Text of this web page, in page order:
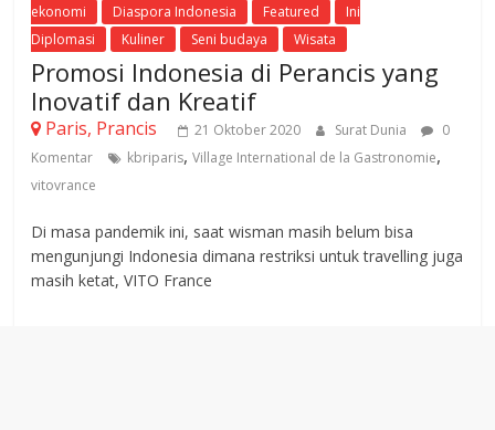
ekonomi
Diaspora Indonesia Featured
Ini
Diplomasi
Kuliner Seni budaya Wisata
Promosi Indonesia di Perancis yang
Inovatif dan Kreatif
Paris, Prancis 21 Oktober 2020 Surat Dunia
0
Komentar
kbriparis,Village International de la Gastronomie,
vitovrance
Di masa pandemik ini, saat wisman masih belum bisa
mengunjungi Indonesia dimana restriksi untuk travelling juga
masih ketat, VITO France